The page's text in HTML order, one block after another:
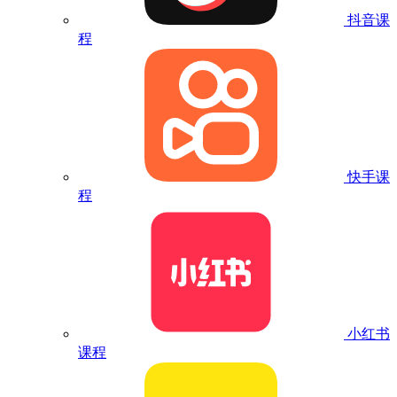
抖音课
程
快手课
程
小红书
课程